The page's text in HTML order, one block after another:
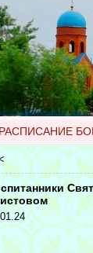
РАСПИСАНИЕ